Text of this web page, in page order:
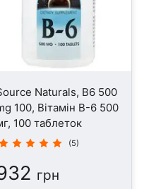
Naturals, B6 500
100, Вітамін B-6 500
100 таблеток
(5)
грн